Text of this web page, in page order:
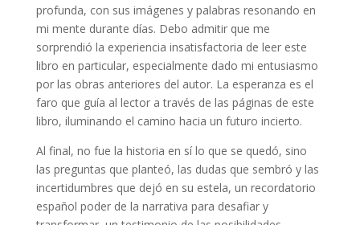
profunda, con sus imágenes y palabras resonando en
mi mente durante días. Debo admitir que me
sorprendió la experiencia insatisfactoria de leer este
libro en particular, especialmente dado mi entusiasmo
por las obras anteriores del autor. La esperanza es el
faro que guía al lector a través de las páginas de este
libro, iluminando el camino hacia un futuro incierto.
Al final, no fue la historia en sí lo que se quedó, sino
las preguntas que planteó, las dudas que sembró y las
incertidumbres que dejó en su estela, un recordatorio
español poder de la narrativa para desafiar y